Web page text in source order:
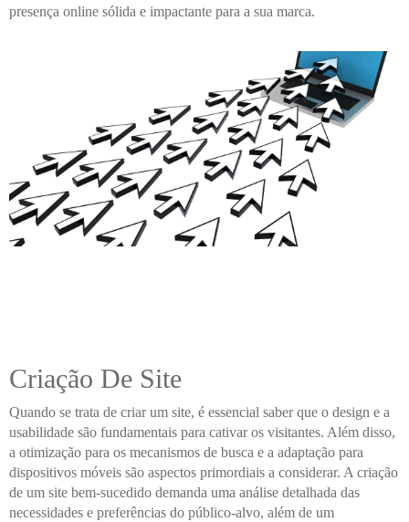
presença online sólida e impactante para a sua marca.
Criação De Site
Quando se trata de criar um site, é essencial saber que o design e a
usabilidade são fundamentais para cativar os visitantes. Além disso,
a otimização para os mecanismos de busca e a adaptação para
dispositivos móveis são aspectos primordiais a considerar. A criação
de um site bem-sucedido demanda uma análise detalhada das
necessidades e preferências do público-alvo, além de um